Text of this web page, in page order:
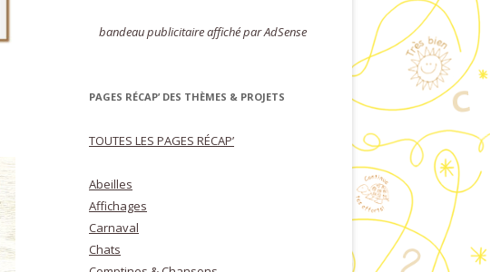
bandeau publicitaire affiché par AdSense
PAGES RÉCAP’ DES THÈMES & PROJETS
TOUTES LES PAGES RÉCAP’
Abeilles
Affichages
Carnaval
Chats